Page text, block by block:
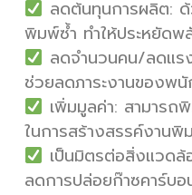
ลดต้นทุนการผลิต:
พิมพ์ซ้ำ ทำให้ประหยัดพ
ลดจำนวนคน/ลดแร
ช่วยลดภาระงานของพ
เพิ่มมูลค่า: สามารถ
ในการสร้างสรรค์งาน
เป็นมิตรต่อสิ่งแวด
ลดการปล่อยก๊าซคาร์บอ